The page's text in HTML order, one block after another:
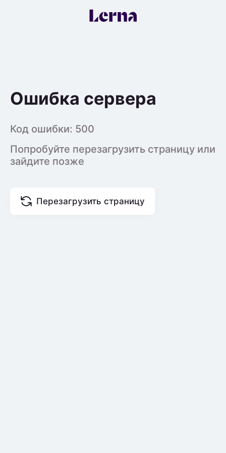
Ошибка сервера
Код ошибки: 500
Попробуйте перезагрузить страницу или
зайдите позже
Перезагрузить страницу